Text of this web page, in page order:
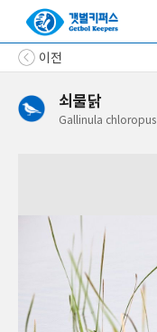
이전
쇠물닭
Gallinula chloropus